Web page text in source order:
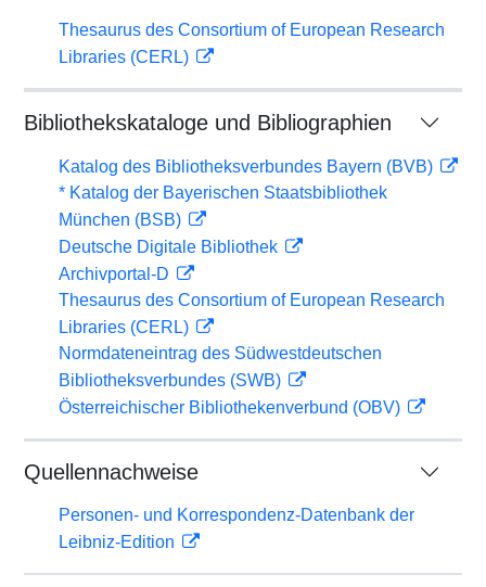
Thesaurus des Consortium of European Research
Libraries (CERL)
Bibliothekskataloge und Bibliographien
Katalog des Bibliotheksverbundes Bayern (BVB)
* Katalog der Bayerischen Staatsbibliothek
München (BSB)
Deutsche Digitale Bibliothek
Archivportal-D
Thesaurus des Consortium of European Research
Libraries (CERL)
Normdateneintrag des Südwestdeutschen
Bibliotheksverbundes (SWB)
Österreichischer Bibliothekenverbund (OBV)
Quellennachweise
Personen- und Korrespondenz-Datenbank der
Leibniz-Edition